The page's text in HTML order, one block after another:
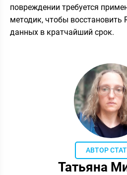
повреждении требуется
методик, чтобы восстановить
данных в кратчайший срок.
АВТОР
Татьяна